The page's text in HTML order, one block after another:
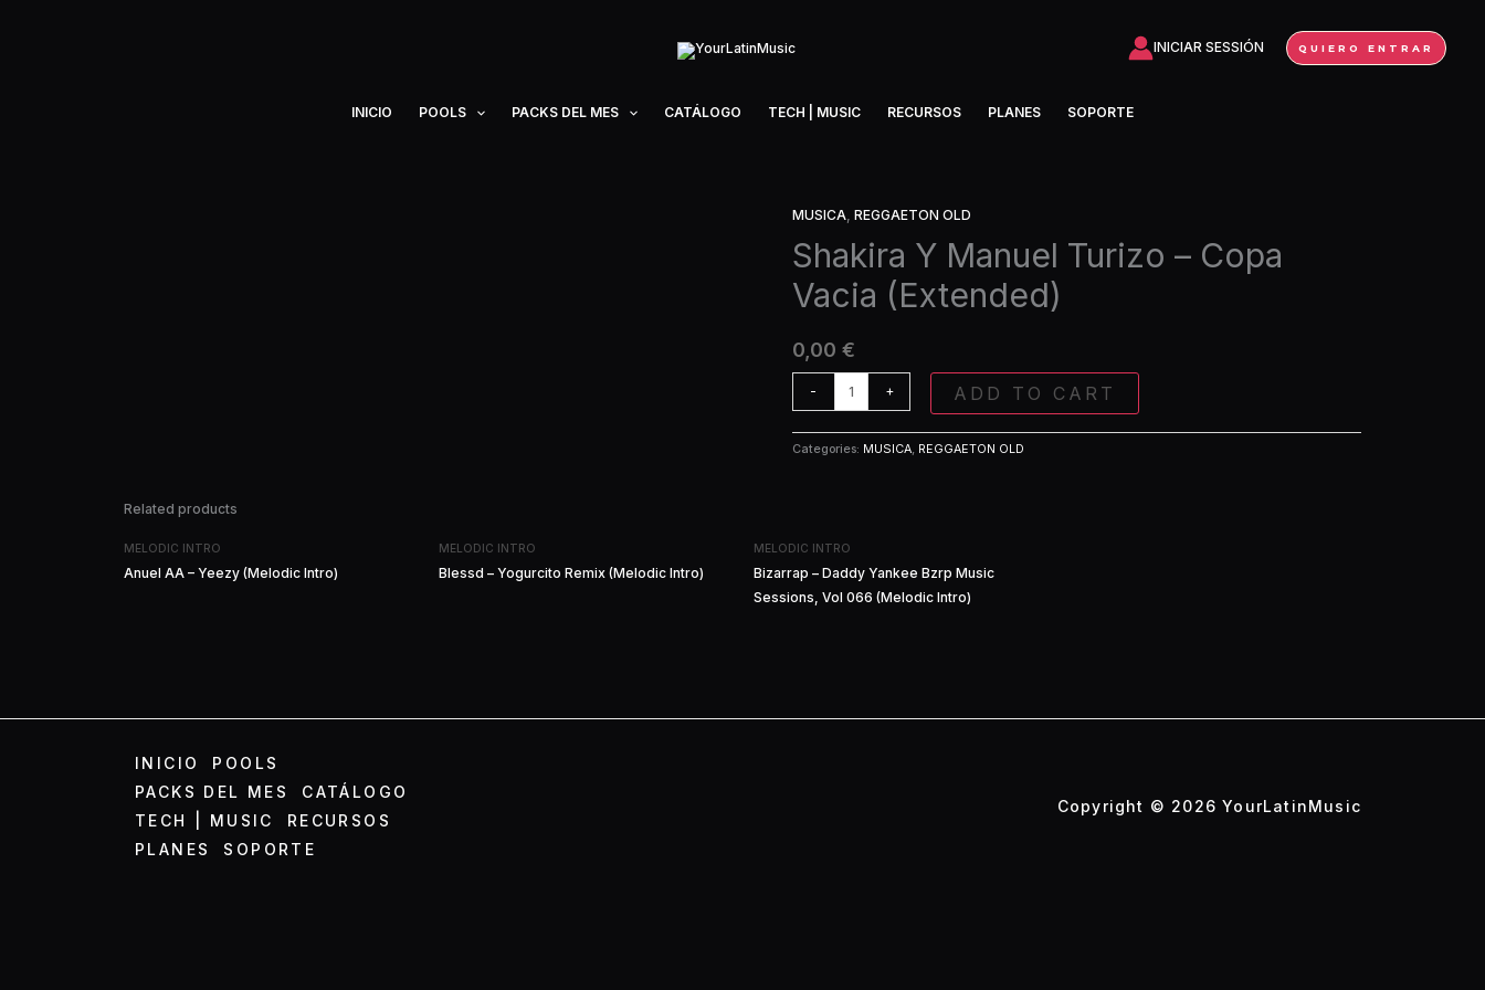
INICIAR SESSIÓN QUIERO ENTRAR
INICIO POOLS PACKS DEL MES CATÁLOGO TECH | MUSIC RECURSOS PLANES SOPORTE
MUSICA, REGGAETON OLD
Shakira Y Manuel Turizo – Copa
Vacia (Extended)
0,00 €
-
Shakira
Y
Manuel
Turizo
Copa
Vacia
(Extended)
quantity
+ ADD TO CART
Categories: MUSICA, REGGAETON OLD
Related products
MELODIC INTRO
Anuel AA – Yeezy (Melodic Intro)
MELODIC INTRO
Blessd – Yogurcito Remix (Melodic Intro)
MELODIC INTRO
Bizarrap – Daddy Yankee Bzrp Music
Sessions, Vol 066 (Melodic Intro)
INICIO
POOLS
PACKS DEL MES
CATÁLOGO
TECH | MUSIC
RECURSOS
PLANES
SOPORTE
Copyright © 2026 YourLatinMusic
(Extended)